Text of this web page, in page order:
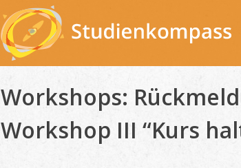
Workshops:
Workshop III “Kurs